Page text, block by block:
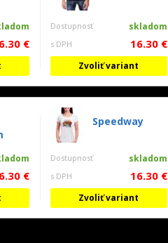
€
Dostupnosť skladom
s DPH 16.30 €
Zvoliť variant
€
Speedway
Dostupnosť skladom
s DPH 16.30 €
Zvoliť variant